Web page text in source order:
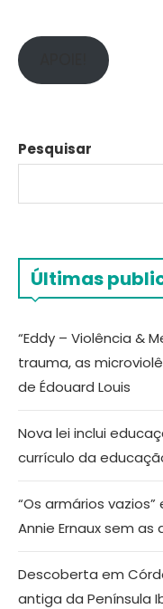
Pesquisar
Últimas
“Eddy – Violência &
trauma, as
de Édouard Louis
Nova lei inclui
currículo da
“Os armários
Annie Ernaux sem
Descoberta em
antiga da Península